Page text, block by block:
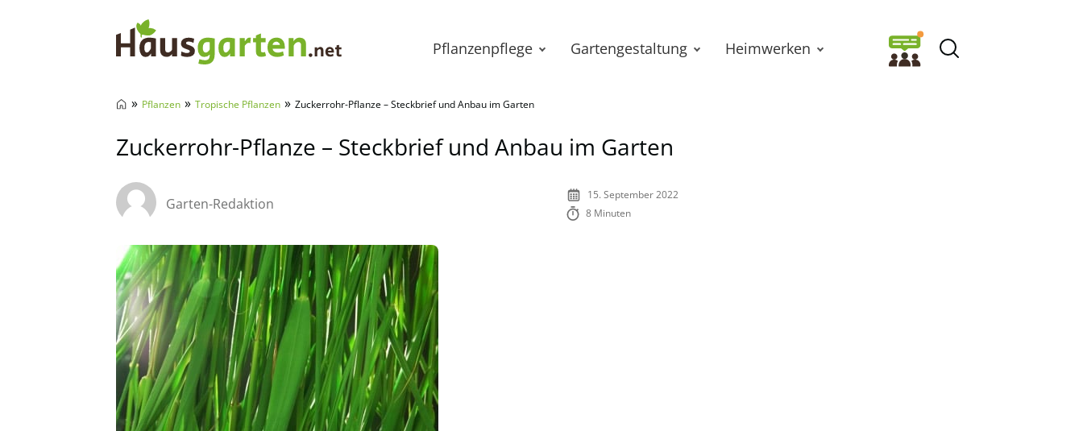
Pflanzenpflege Gartengestaltung Heimwerken
» Pflanzen » Tropische Pflanzen » Zuckerrohr-Pflanze – Steckbrief und Anbau im Garten
Zuckerrohr-Pflanze – Steckbrief und Anbau im Garten
Garten-Redaktion
15. September 2022
8 Minuten